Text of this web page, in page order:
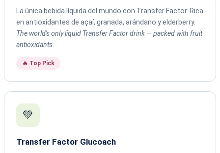
La única bebida líquida del mundo con Transfer Factor. Rica
en antioxidantes de açaí, granada, arándano y elderberry.
The world's only liquid Transfer Factor drink — packed with fruit
antioxidants.
🔥 Top Pick
💚
Transfer Factor Glucoach